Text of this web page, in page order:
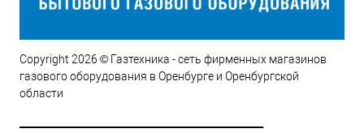
Copyright 2026 © Газтехника - сеть фирменных магазинов
газового оборудования в Оренбурге и Оренбургской
области